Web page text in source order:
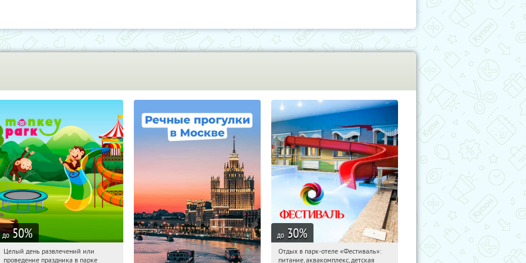
до 50%
06:24:52 Купили:
Целый день развлечений или
проведение праздника в парке
до 30%
06:24:52 Купили:
Отдых в парк-отеле «Фестиваль»:
питание, аквакомплекс, детская